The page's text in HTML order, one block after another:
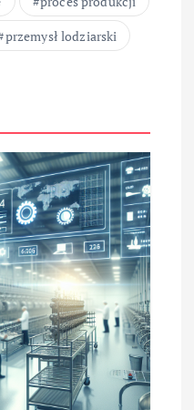
przemysł lodziarski